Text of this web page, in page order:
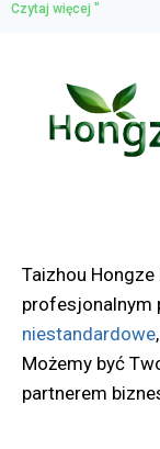
Czytaj więcej "
Taizhou
profesjonalnym
niestandardowe
Możemy być
partnerem